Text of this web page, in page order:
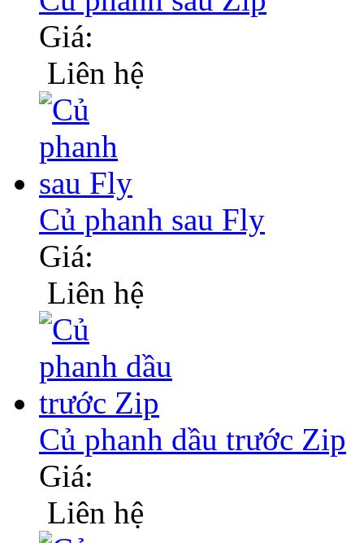
Giá:
Liên hệ
Củ phanh sau Fly
Giá:
Liên hệ
Củ phanh dầu trước Zip
Giá:
Liên hệ